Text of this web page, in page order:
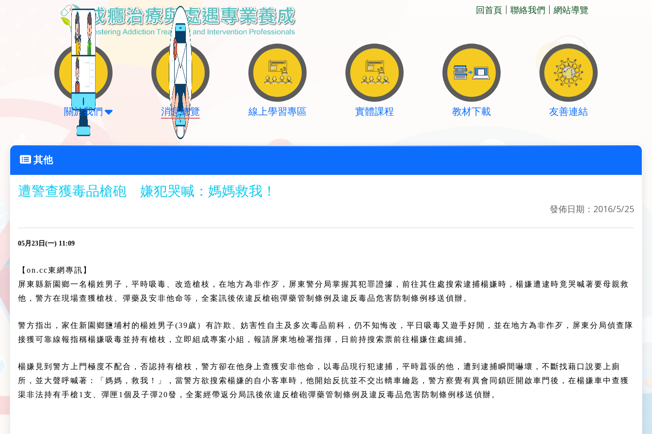
回首頁 聯絡我們 網站導覽
關於我們 消息總覽 線上學習專區 實體課程 教材下載 友善連結
其他
遭警查獲毒品槍砲 嫌犯哭喊：媽媽救我！
發佈日期：2016/5/25
05月23日(一) 11:09
【on.cc東網專訊】
屏東縣新園鄉一名楊姓男子，平時吸毒、改造槍枝，在地方為非作歹，屏東警分局掌握其犯罪證據，前往其住處搜索逮捕楊嫌時，楊嫌遭逮時竟哭喊著要母親救
他，警方在現場查獲槍枝、彈藥及安非他命等，全案訊後依違反槍砲彈藥管制條例及違反毒品危害防制條例移送偵辦。
警方指出，家住新園鄉鹽埔村的楊姓男子(39歲）有詐欺、妨害性自主及多次毒品前科，仍不知悔改，平日吸毒又遊手好閒，並在地方為非作歹，屏東分局偵查隊
接獲可靠線報指稱楊嫌吸毒並持有槍枝，立即組成專案小組，報請屏東地檢署指揮，日前持搜索票前往楊嫌住處緝捕。
楊嫌見到警方上門極度不配合，否認持有槍枝，警方卻在他身上查獲安非他命，以毒品現行犯逮捕，平時囂張的他，遭到逮捕瞬間嚇壞，不斷找藉口說要上廁
所，並大聲呼喊著：「媽媽，救我！」，當警方欲搜索楊嫌的自小客車時，他開始反抗並不交出轎車鑰匙，警方察覺有異會同鎖匠開啟車門後，在楊嫌車中查獲
渠非法持有手槍1支、彈匣1個及子彈20發，全案經帶返分局訊後依違反槍砲彈藥管制條例及違反毒品危害防制條例移送偵辦。